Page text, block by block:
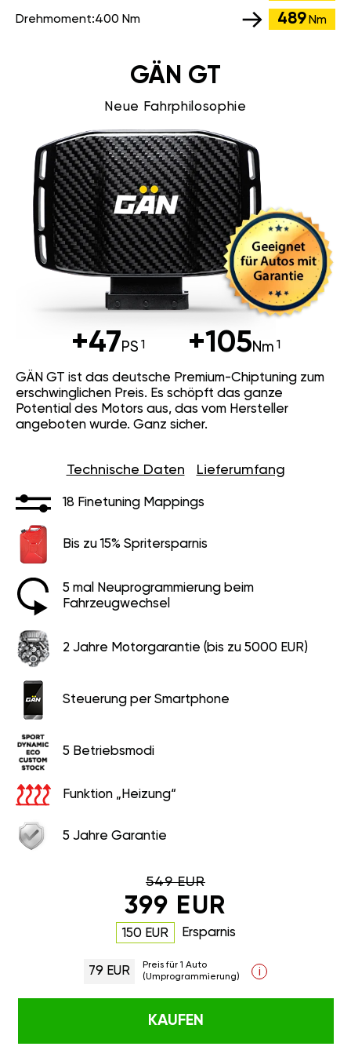
Drehmoment:400 Nm 489 Nm
GÄN GT
Neue Fahrphilosophie
+47PS +105Nm
GÄN GT ist das deutsche Premium-Chiptuning zum
erschwinglichen Preis. Es schöpft das ganze
Potential des Motors aus, das vom Hersteller
angeboten wurde. Ganz sicher.
Technische Daten Lieferumfang
18 Finetuning Mappings
Bis zu 15% Spritersparnis
5 mal Neuprogrammierung beim
Fahrzeugwechsel
2 Jahre Motorgarantie (bis zu 5000 EUR)
Steuerung per Smartphone
5 Betriebsmodi
Funktion „Heizung“
5 Jahre Garantie
549 EUR
399 EUR
150 EUR Ersparnis
79 EUR
Preis für 1 Auto
(Umprogrammierung)
i
KAUFEN